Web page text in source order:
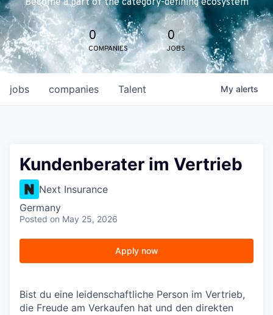
0
COMPANIES
0
JOBS
jobs companies Talent My alerts
Kundenberater im Vertrieb
Next Insurance
Germany
Posted on May 25, 2026
Apply now
Bist du eine leidenschaftliche Person im Vertrieb,
die Freude am Verkaufen hat und den direkten